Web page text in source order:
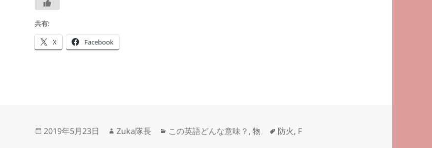
共有:
X Facebook
投
2019年5月23日
作
Zuka隊長
カ
この英語どんな意味？ ,物
タ
防火, F